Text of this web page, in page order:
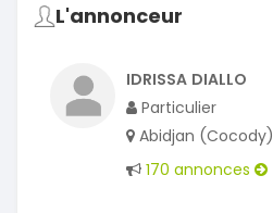
L'annonceur
IDRISSA DIALLO
Particulier
Abidjan (Cocody)
170 annonces